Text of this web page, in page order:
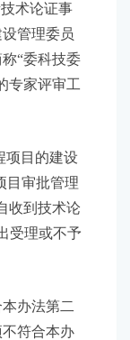
术论证事
管理委员
“委科技委
专家评审工
项目的建设
目审批管理
收到技术论
受理或不予
办法第二
符合本办